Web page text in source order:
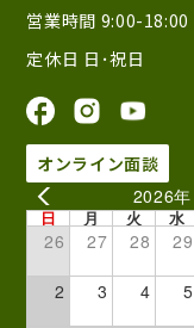
営業時間 9:00-18:00
定休日 日･祝日
オンライン面談
2026年
日 月 火 水
26 27 28 29
2 3 4 5